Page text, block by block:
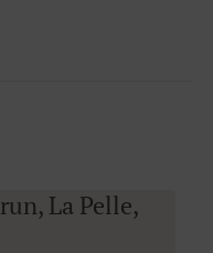
La Pelle,